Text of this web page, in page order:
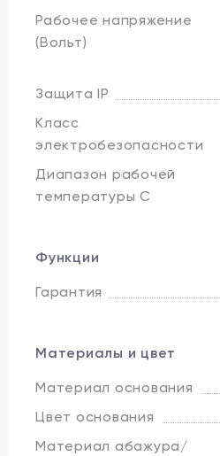
Рабочее напряжение
(Вольт)
Защита IP
Класс
электробезопасности
Диапазон рабочей
температуры C
Функции
Гарантия
Материалы и цвет
Материал основания
Цвет основания
Материал абажура/